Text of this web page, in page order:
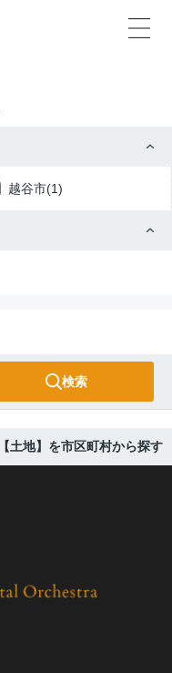
越谷市(1)
検索
【土地】を市区町村から探す